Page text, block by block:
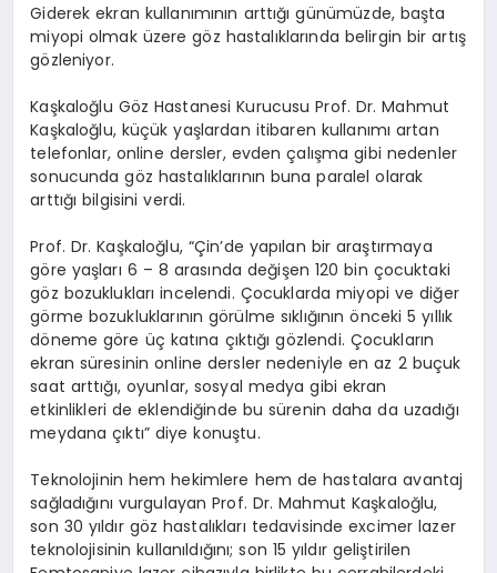
Giderek ekran kullanımının arttığı günümüzde, başta
miyopi olmak üzere göz hastalıklarında belirgin bir artış
gözleniyor.
Kaşkaloğlu Göz Hastanesi Kurucusu Prof. Dr. Mahmut
Kaşkaloğlu, küçük yaşlardan itibaren kullanımı artan
telefonlar, online dersler, evden çalışma gibi nedenler
sonucunda göz hastalıklarının buna paralel olarak
arttığı bilgisini verdi.
Prof. Dr. Kaşkaloğlu, “Çin’de yapılan bir araştırmaya
göre yaşları 6 – 8 arasında değişen 120 bin çocuktaki
göz bozuklukları incelendi. Çocuklarda miyopi ve diğer
görme bozukluklarının görülme sıklığının önceki 5 yıllık
döneme göre üç katına çıktığı gözlendi. Çocukların
ekran süresinin online dersler nedeniyle en az 2 buçuk
saat arttığı, oyunlar, sosyal medya gibi ekran
etkinlikleri de eklendiğinde bu sürenin daha da uzadığı
meydana çıktı” diye konuştu.
Teknolojinin hem hekimlere hem de hastalara avantaj
sağladığını vurgulayan Prof. Dr. Mahmut Kaşkaloğlu,
son 30 yıldır göz hastalıkları tedavisinde excimer lazer
teknolojisinin kullanıldığını; son 15 yıldır geliştirilen